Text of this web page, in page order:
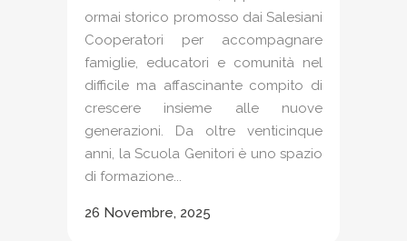
ormai storico promosso dai Salesiani
Cooperatori per accompagnare
famiglie, educatori e comunità nel
difficile ma affascinante compito di
crescere insieme alle nuove
generazioni. Da oltre venticinque
anni, la Scuola Genitori è uno spazio
di formazione...
26 Novembre, 2025